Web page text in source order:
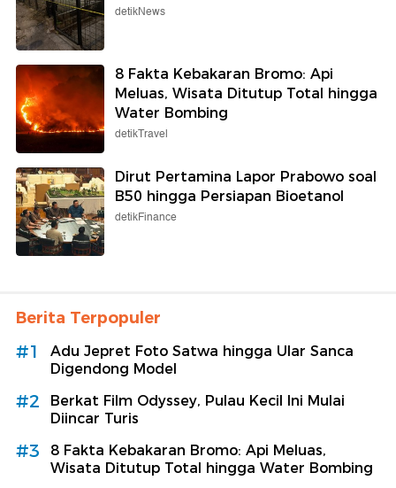
detikNews
8 Fakta Kebakaran Bromo: Api
Meluas, Wisata Ditutup Total hingga
Water Bombing
detikTravel
Dirut Pertamina Lapor Prabowo soal
B50 hingga Persiapan Bioetanol
detikFinance
Berita Terpopuler
#1
Adu Jepret Foto Satwa hingga Ular Sanca
Digendong Model
#2
Berkat Film Odyssey, Pulau Kecil Ini Mulai
Diincar Turis
#3
8 Fakta Kebakaran Bromo: Api Meluas,
Wisata Ditutup Total hingga Water Bombing